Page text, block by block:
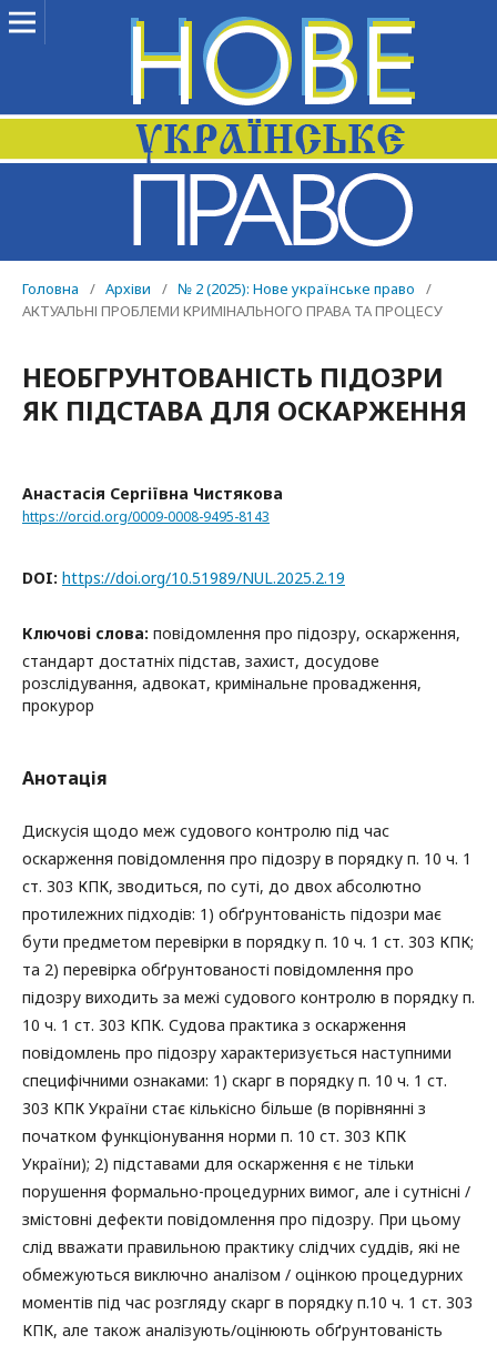
Головна / Архіви / № 2 (2025): Нове українське право
/
АКТУАЛЬНІ ПРОБЛЕМИ КРИМІНАЛЬНОГО ПРАВА ТА ПРОЦЕСУ
НЕОБГРУНТОВАНІСТЬ ПІДОЗРИ
ЯК ПІДСТАВА ДЛЯ ОСКАРЖЕННЯ
Анастасія Сергіївна Чистякова
https://orcid.org/0009-0008-9495-8143
DOI: https://doi.org/10.51989/NUL.2025.2.19
Ключові слова: повідомлення про підозру, оскарження,
стандарт достатніх підстав, захист, досудове
розслідування, адвокат, кримінальне провадження,
прокурор
Анотація
Дискусія щодо меж судового контролю під час
оскарження повідомлення про підозру в порядку п. 10 ч. 1
ст. 303 КПК, зводиться, по суті, до двох абсолютно
протилежних підходів: 1) обґрунтованість підозри має
бути предметом перевірки в порядку п. 10 ч. 1 ст. 303 КПК;
та 2) перевірка обґрунтованості повідомлення про
підозру виходить за межі судового контролю в порядку п.
10 ч. 1 ст. 303 КПК. Судова практика з оскарження
повідомлень про підозру характеризується наступними
специфічними ознаками: 1) скарг в порядку п. 10 ч. 1 ст.
303 КПК України стає кількісно більше (в порівнянні з
початком функціонування норми п. 10 ст. 303 КПК
України); 2) підставами для оскарження є не тільки
порушення формально-процедурних вимог, але і сутнісні /
змістовні дефекти повідомлення про підозру. При цьому
слід вважати правильною практику слідчих суддів, які не
обмежуються виключно аналізом / оцінкою процедурних
моментів під час розгляду скарг в порядку п.10 ч. 1 ст. 303
КПК, але також аналізують/оцінюють обґрунтованість